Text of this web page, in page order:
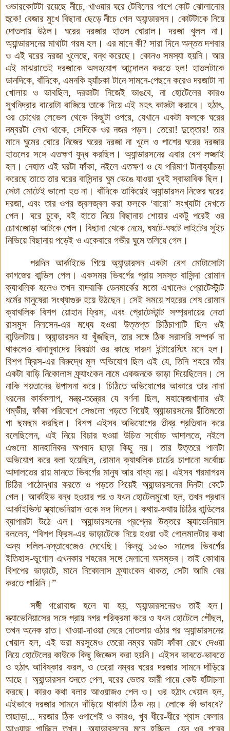
ওভারকোটটা রয়েছে নীচে, খাওয়ার ঘরে টেবিলের পাশে কোট ঝোলানোর
হুকে! বেজার মুখে বিছানা ছেড়ে নীচে গেল অ্যান্ডারসন। কোটটাকে নিয়ে
দোতলায় উঠল। ঘরের দরজার হাতল ঘোরাল । দরজা খুলল না ।
অ্যান্ডারসনের মাথাটা গরম হল । এর মানে কী? সারা দিনে অন্তত দশবার
ও এই ঘরের দরজা খুলেছে, বন্ধ করেছে । কোনও সমস্যা হয়নি। আর
এই মাঝরাতেই দরজাকে অসহযোগ আন্দোলন করতে হল! হাতলটাকে
ডানদিকে, বাঁদিকে, এমনকি হ্যাঁচকা টানে সামনে-পেছনে করেও দরজাটা না
খোলায় ও ভাবছিল, দরজাটা নিজেই ভাঙবে, না হোটেলের কারও
সুখনিদ্রার বারোটা বাজিয়ে তাকে দিয়ে এই মহৎ কাজটা করাবে । হঠাৎ,
ওর চোখের লেভেল থেকে কিছুটা ওপরে, যেখানে একটা ফলকে ঘরের
নম্বরটা লেখা থাকে, সেদিকে ওর নজর পড়ল । তেরো! দুত্তোর! তার
মানে ঘুমের ঘোরে নিজের ঘরের দরজা না খুলে ও পাশের ঘরের দরজার
হাতলের সঙ্গে এতক্ষণ যুদ্ধ করছিল। অ্যান্ডারসনের এবার বেশ লজ্জাই
হল । নেহাত এই ঘরটা ফাঁকা, নইলে এতক্ষণ ও যে পরিমাণ টানাহ্যাঁচড়া
করেছে তাতে তার ঘরের বাসিন্দার ঘুম ভেঙে যাওয়া খুবই স্বাভাবিক ছিল ।
সেটা মোটেই ভালো হত না । বাঁদিকে তাকিয়েই অ্যান্ডারসন নিজের ঘরের
দরজা, এবং তার ওপর জ্বলজ্বল করা ফলকে ‘বারো’ সংখ্যাটা দেখতে
পেল ।
ঘরে ঢুকে, বই হাতে নিয়ে বিছানায় শোয়ার একটু পরেই ওর
চোখজোড়া আটকে গেল । বিছানা থেকে নেমে, ঘষটে-ঘষটে লাইটের সুইচ
নিভিয়ে বিছানায় পড়েই ও একেবারে গভীর ঘুমে তলিয়ে গেল ।
পরদিন আর্কাইভে গিয়ে অ্যান্ডারসন একটা বেশ মোটাসোটা
কাগজের বান্ডিল পেল । একসময় ভিবর্গের প্রায় সমস্ত বাসিন্দা রোমান
ক্যাথলিক হলেও তখন বাদবাকি ডেনমার্কের মতো এখানেও প্রোটেস্টান্ট
ধর্মের মানুষেরা সংখ্যাগুরু হয়ে উঠছেন। সেই সময়ে শহরের শেষ রোমান
ক্যাথলিক বিশপ য়োহান ফ্রিস, এবং প্রোটেস্টান্ট সম্প্রদায়ের নেতা
রাসমুস নিলসেন-এর মধ্যে হওয়া উত্তপ্ত চিঠিচাপাটি ছিল ওই
বান্ডিলটায়। অ্যান্ডারসন যা খুঁজছিল, তার সঙ্গে ঠিক সরাসরি সম্পর্ক না
থাকলেও বাদানুবাদের বিষয়টা ওর কাছে দারুণ ইন্টারেস্টিং মনে হল ।
বিশপ ফ্রিস-এর বিরুদ্ধে মূল অভিযোগ ছিল এই যে, তিনি শহরে তাঁর
একটা বাড়ি নিকোলাস ফ্র্যাংকেন নামে একজনকে ভাড়া দিয়েছিলেন। সে
নাকি শয়তানের উপাসনা করে। চিঠিতে অভিযোগের আকারে তার নানা
ধরনের কার্যকলাপ, মন্ত্র-তন্ত্রের যে বর্ণনা ছিল, মহাফেজখানার ওই
গম্ভীর, ফাঁকা পরিবেশে সেগুলো পড়তে গিয়েই অ্যান্ডারসনের রীতিমতো
গা ছমছম করছিল ।
বিশপ এইসব অভিযোগের তীব্র প্রতিবাদ করে
বলেছিলেন, এই নিয়ে বিচার হওয়া উচিত সর্বোচ্চ আদালতে, নইলে
এগুলো মানহানিকর অপবাদ ছাড়া কিছু নয়।
তার উত্তরে পালটা
অভিযোগ করে বলা হয়েছিল, রোমান ক্যাথলিক চার্চের চাপানো সর্বোচ্চ
আদালতের রায় মানতে ভিবর্গের মানুষ আর বাধ্য নয়। এইসব গরমাগরম
চিঠির পাঠোদ্ধার করতে ও পড়তে গিয়েই অ্যান্ডারসনের দিনটা কেটে
গেল । আর্কাইভ বন্ধ হওয়ার পর ও যখন হোটেলমুখো হল, তখন প্রধান
আর্কাইভিস্ট স্ক্যাভেনিয়াস ওকে সঙ্গ দিলেন। কথায়-কথায় চিঠির বান্ডিলের
ব্যাপারটা উঠে এল ।
অ্যান্ডারসনের প্রশ্নের উত্তরে স্ক্যাভেনিয়াস
বললেন, “বিশপ ফ্রিস-এর ভাড়াটেকে নিয়ে হওয়া ওই গোলমালটার কথা
অন্য দলিল-দস্তাবেজেও দেখেছি ।
কিন্তু ১৫৬০ সালের ভিবর্গের
ইতিহাস-ভূগোল এখনকার শহরের সঙ্গে মেলানো অসম্ভব। তাই কোথায়
বিশপের ভাড়াটে, মানে নিকোলাস ফ্র্যাংকেন থাকত, সেটা আমি বের
করতে পারিনি।”
সঙ্গী গপ্পোবাজ হলে যা হয়, অ্যান্ডারসনেরও তাই হল ।
স্ক্যাভেনিয়াসের সঙ্গে প্রায় নগর পরিক্রমা করে ও যখন হোটেলে পৌঁছল,
তখন অনেক রাত। খাওয়া-দাওয়া সেরে দোতলায় ওঠার পর অ্যান্ডারসনের
খেয়াল হল, এই ভরা মরসুমেও তেরো নম্বর ঘরটা ফাঁকা রেখে দেওয়া
নিয়ে হোটেলের কাউকে কিছু জিজ্ঞেস করা হয়নি। এইসব ভাবতে-ভাবতে
ও হঠাৎ আবিষ্কার করল, ও তেরো নম্বর ঘরের দরজার সামনে দাঁড়িয়ে
আছে । অ্যান্ডারসন শুনতে পেল, ঘরের ভেতর ভারী পায়ে কেউ হাঁটাচলা
করছে । কারও কথা বলার আওয়াজও পেল ও । ওর হঠাৎ খেয়াল হল,
এইভাবে দরজার সামনে দাঁড়িয়ে থাকাটা ঠিক নয়। লোকে কী ভাববে?
তাছাড়া... দরজার ঠিক ওপাশেই ও কারও, খুব ধীরে-ধীরে শ্বাস ফেলার
আওয়াজ পাচ্ছিল তখন। অ্যান্ডারসনের মনে হচ্ছিল, যেন ওর পরের